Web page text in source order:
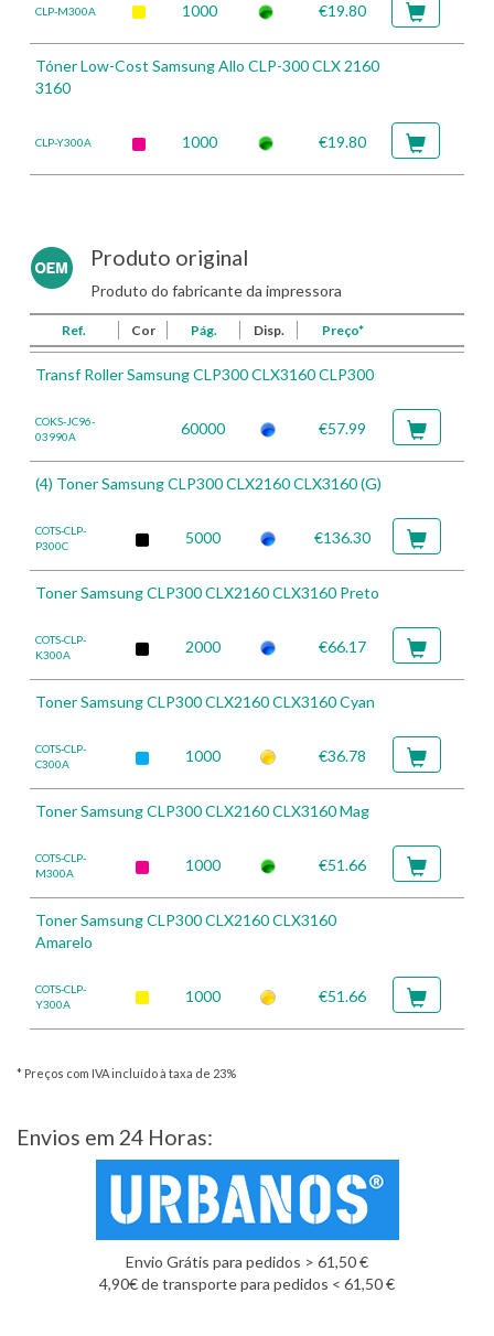
CLP-M300A 1000 €19.80
Tóner Low-Cost Samsung Allo CLP-300 CLX 2160
3160
CLP-Y300A 1000 €19.80
Produto original
Produto do fabricante da impressora
Ref. Cor Pág. Disp. Preço*
Transf Roller Samsung CLP300 CLX3160 CLP300
COKS-JC96-
03990A
60000 €57.99
(4) Toner Samsung CLP300 CLX2160 CLX3160 (G)
COTS-CLP-
P300C
5000 €136.30
Toner Samsung CLP300 CLX2160 CLX3160 Preto
COTS-CLP-
K300A
2000 €66.17
Toner Samsung CLP300 CLX2160 CLX3160 Cyan
COTS-CLP-
C300A
1000 €36.78
Toner Samsung CLP300 CLX2160 CLX3160 Mag
COTS-CLP-
M300A
1000 €51.66
Toner Samsung CLP300 CLX2160 CLX3160
Amarelo
COTS-CLP-
Y300A
1000 €51.66
* Preços com IVA incluído à taxa de 23%
Envios em 24 Horas:
Envio Grátis para pedidos > 61,50 €
4,90€ de transporte para pedidos < 61,50 €